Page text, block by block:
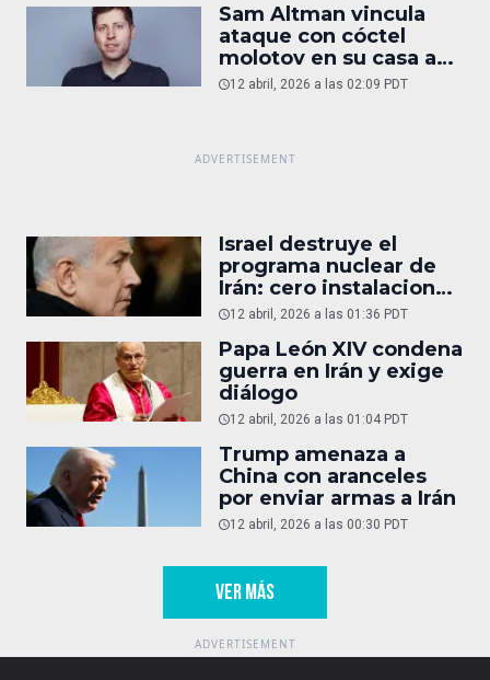
Sam Altman vincula
ataque con cóctel
molotov en su casa a
reportaje
12 abril, 2026 a las 02:09 PDT
Israel destruye el
programa nuclear de
Irán: cero instalaciones
operativas
12 abril, 2026 a las 01:36 PDT
Papa León XIV condena
guerra en Irán y exige
diálogo
12 abril, 2026 a las 01:04 PDT
Trump amenaza a
China con aranceles
por enviar armas a Irán
12 abril, 2026 a las 00:30 PDT
VER MÁS